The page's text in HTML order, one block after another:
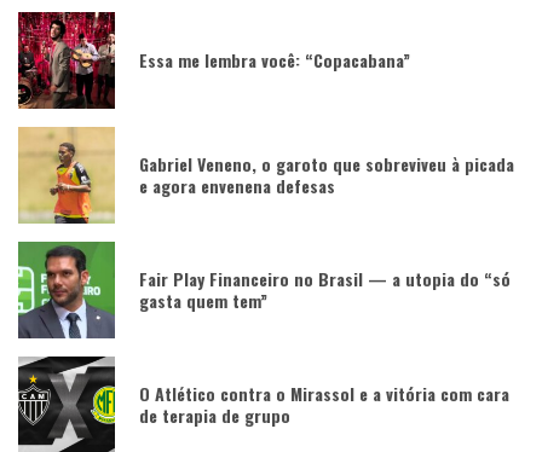
Essa me lembra você: “Copacabana”
Gabriel Veneno, o garoto que sobreviveu à picada
e agora envenena defesas
Fair Play Financeiro no Brasil — a utopia do “só
gasta quem tem”
O Atlético contra o Mirassol e a vitória com cara
de terapia de grupo